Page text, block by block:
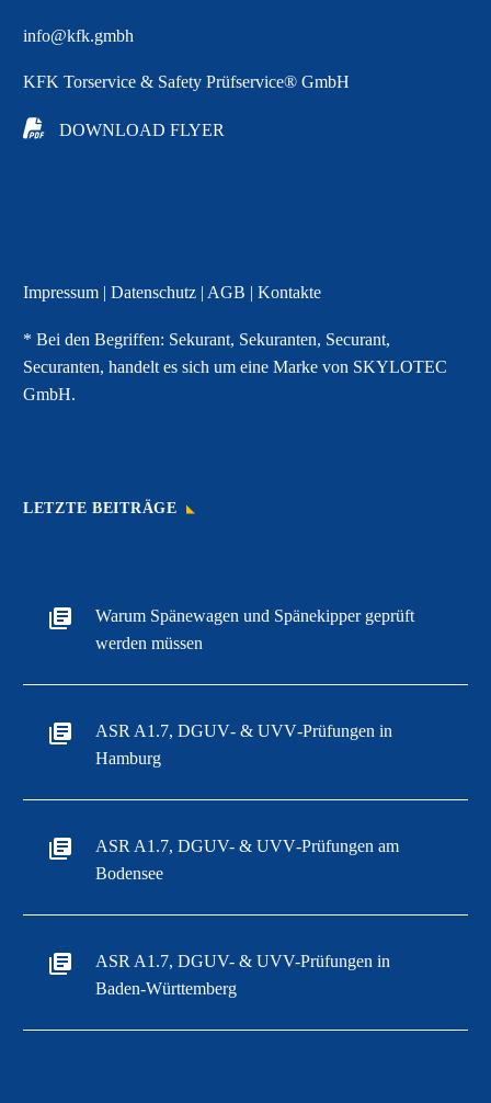
info@kfk.gmbh
KFK Torservice & Safety Prüfservice® GmbH
DOWNLOAD FLYER
Impressum | Datenschutz | AGB | Kontakte
* Bei den Begriffen: Sekurant, Sekuranten, Securant,
Securanten, handelt es sich um eine Marke von SKYLOTEC
GmbH.
LETZTE BEITRÄGE
Warum Spänewagen und Spänekipper geprüft
werden müssen
ASR A1.7, DGUV‑ & UVV‑Prüfungen in
Hamburg
ASR A1.7, DGUV- & UVV‑Prüfungen am
Bodensee
ASR A1.7, DGUV- & UVV-Prüfungen in
Baden-Württemberg